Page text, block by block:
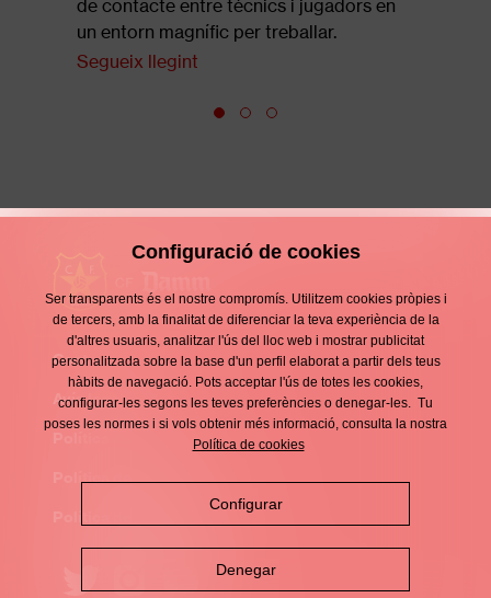
de contacte entre tècnics i jugadors en
un entorn magnífic per treballar.
Segueix llegint
Enllaços
d'interès
Contacte
Footer
Avís legal
Política de privacitat
Política de cookies
Configuració de cookies
Ser transparents és el nostre compromís. Utilitzem cookies pròpies i
de tercers, amb la finalitat de diferenciar la teva experiència de la
d'altres usuaris, analitzar l'ús del lloc web i mostrar publicitat
personalitzada sobre la base d'un perfil elaborat a partir dels teus
hàbits de navegació. Pots acceptar l'ús de totes les cookies,
configurar-les segons les teves preferències o denegar-les. Tu
poses les normes i si vols obtenir més informació, consulta la nostra
Política de cookies
Configurar
Denegar